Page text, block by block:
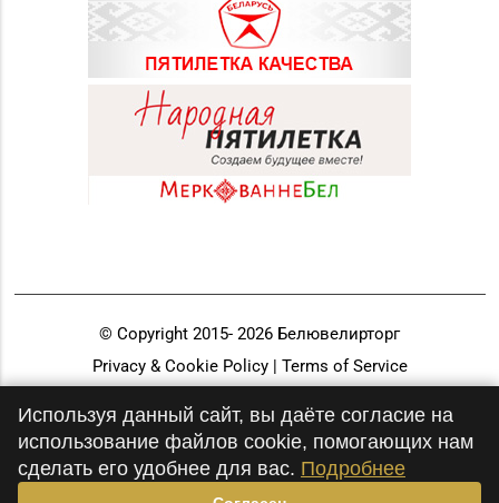
© Copyright 2015- 2026 Белювелирторг
Privacy & Cookie Policy | Terms of Service
Используя данный сайт, вы даёте согласие на
использование файлов cookie, помогающих нам
сделать его удобнее для вас. Подробнее